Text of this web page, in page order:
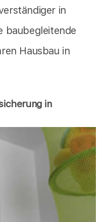
in
baubegleitende
Hausbau in
in